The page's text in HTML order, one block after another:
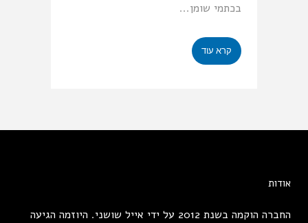
בכתמי שומן...
קרא עוד
אודות
החברה הוקמה בשנת 2012 על ידי אייל שושני. היוזמה הגיעה